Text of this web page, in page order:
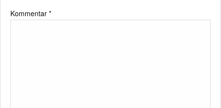
Kommentar *